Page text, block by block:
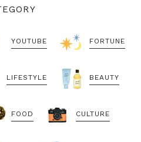
YOUTUBE FORTUNE
LIFESTYLE BEAUTY
FOOD CULTURE